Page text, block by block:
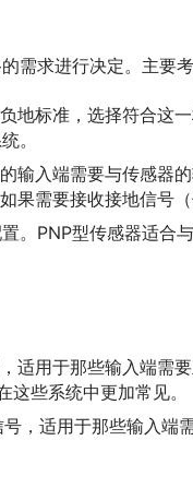
求进行决定。主要考
地标准，选择符合这
。
输入端需要与传感器
果需要接收接地信号
。PNP型传感器适合
适用于那些输入端需
这些系统中更加常见。
，适用于那些输入端